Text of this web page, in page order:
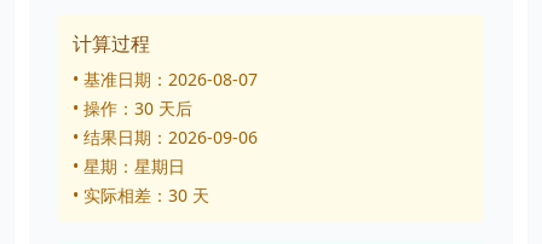
计算过程
• 基准日期：2026-08-07
• 操作：30 天后
• 结果日期：2026-09-06
• 星期：星期日
• 实际相差：30 天